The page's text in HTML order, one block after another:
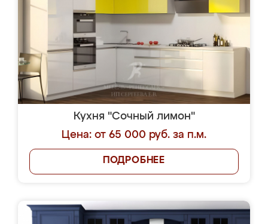
Кухня "Сочный лимон"
Цена: от 65 000 руб. за п.м.
ПОДРОБНЕЕ